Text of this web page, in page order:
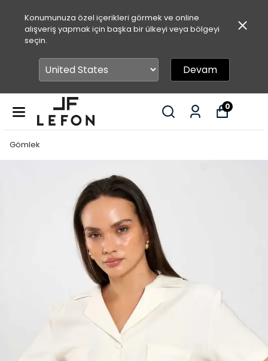
Konumunuza özel içerikleri görmek ve online
alışveriş yapmak için başka bir ülkeyi veya bölgeyi
seçin.
Devam
0
Gömlek